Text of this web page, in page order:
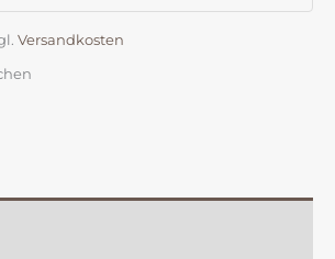
Versandkosten